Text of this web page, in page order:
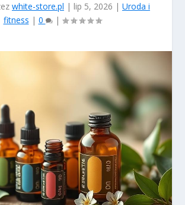
white-store.pl | lip 5, 2026 | Uroda i
fitness | 0 |